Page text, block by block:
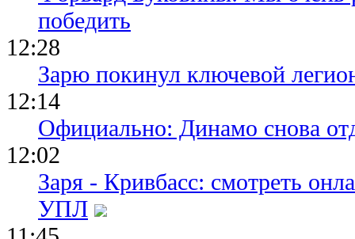
победить
12:28
Зарю покинул ключевой
12:14
Официально: Динамо снова
12:02
Заря - Кривбасс: смотреть
УПЛ